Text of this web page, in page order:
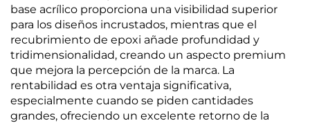
base acrílico proporciona una visibilidad superior
para los diseños incrustados, mientras que el
recubrimiento de epoxi añade profundidad y
tridimensionalidad, creando un aspecto premium
que mejora la percepción de la marca. La
rentabilidad es otra ventaja significativa,
especialmente cuando se piden cantidades
grandes, ofreciendo un excelente retorno de la